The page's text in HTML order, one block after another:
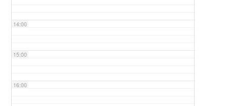
14:00
15:00
16:00